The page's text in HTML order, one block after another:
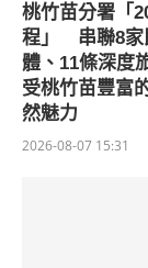
桃竹苗分署「
程」 串聯8家
體、11條深度
受桃竹苗豐富
然魅力
2026-08-07 15:31